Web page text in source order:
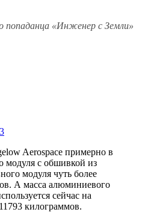
попаданца «Инженер с Земли»
Aerospace примерно в
модуля с обшивкой из
модуля чуть более
А масса алюминиевого
сейчас на
килограммов.